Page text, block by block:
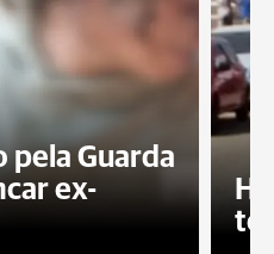
pela Guarda
ex-